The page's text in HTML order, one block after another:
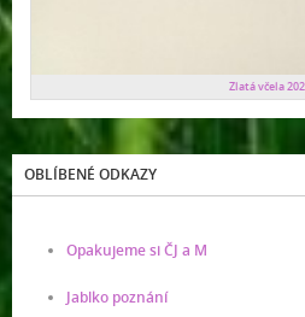
Zlatá včela
OBLÍBENÉ ODKAZY
Opakujeme si ČJ a M
Jablko poznání